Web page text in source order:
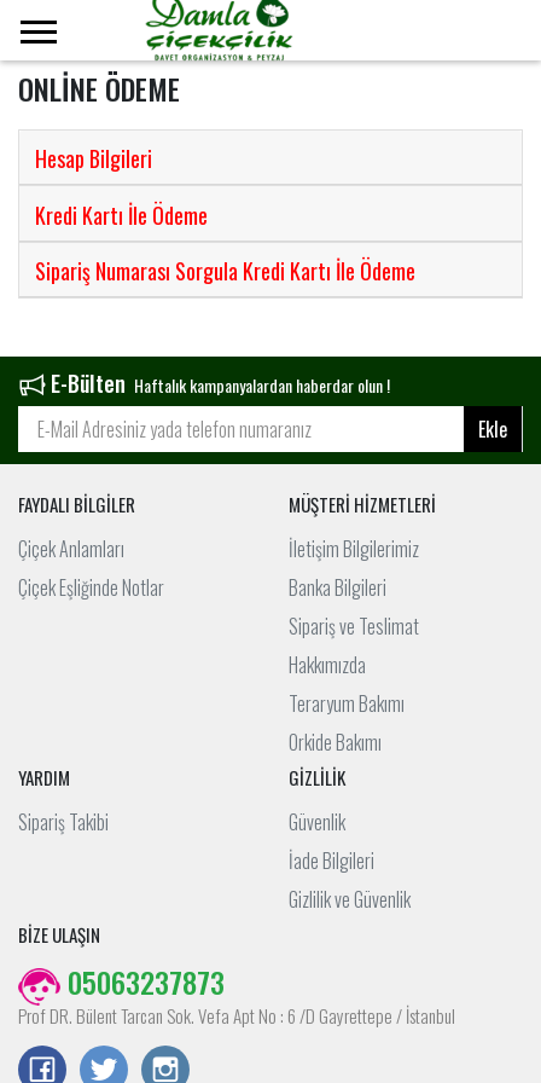
ONLİNE ÖDEME
Hesap Bilgileri
Kredi Kartı İle Ödeme
Sipariş Numarası Sorgula Kredi Kartı İle Ödeme
E-Bülten Haftalık kampanyalardan haberdar olun !
Ekle
FAYDALI BİLGİLER
Çiçek Anlamları
Çiçek Eşliğinde Notlar
MÜŞTERİ HİZMETLERİ
İletişim Bilgilerimiz
Banka Bilgileri
Sipariş ve Teslimat
Hakkımızda
Teraryum Bakımı
Orkide Bakımı
YARDIM
Sipariş Takibi
GİZLİLİK
Güvenlik
İade Bilgileri
Gizlilik ve Güvenlik
BİZE ULAŞIN
05063237873
Prof DR. Bülent Tarcan Sok. Vefa Apt No : 6 /D Gayrettepe / İstanbul